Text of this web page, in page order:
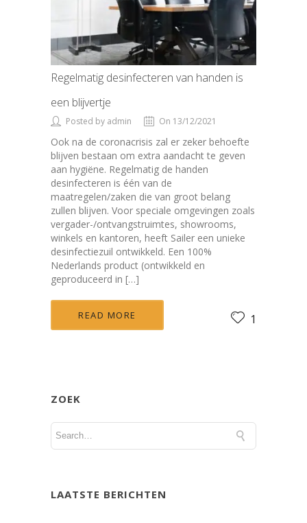
Regelmatig desinfecteren van handen is
een blijvertje
Posted by admin On 13/12/2021
Ook na de coronacrisis zal er zeker behoefte
blijven bestaan om extra aandacht te geven
aan hygiëne. Regelmatig de handen
desinfecteren is één van de
maatregelen/zaken die van groot belang
zullen blijven. Voor speciale omgevingen zoals
vergader-/ontvangstruimtes, showrooms,
winkels en kantoren, heeft Sailer een unieke
desinfectiezuil ontwikkeld. Een 100%
Nederlands product (ontwikkeld en
geproduceerd in […]
READ MORE 1
ZOEK
LAATSTE BERICHTEN